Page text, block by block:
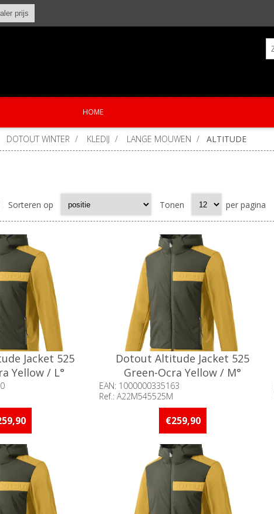
prijs
HOME
DOTOUT WINTER / KLEDIJ / LANGE MOUWEN / ALTITUDE
Sorteren op Tonen per pagina
Jacket 525
Yellow / L°
Minder dan 5 stuks
Dotout Altitude Jacket 525
Green-Ocra Yellow / M°
EAN: 1000000335163
Ref.: A22M545525M
Beschikbaarheid:: Minder dan 5 stuks
€259,90